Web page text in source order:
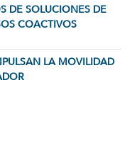
DE SOLUCIONES DE
COACTIVOS
LA MOVILIDAD